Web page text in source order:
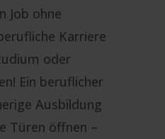
Job ohne
Karriere
oder
Ein beruflicher
Ausbildung
Türen öffnen –